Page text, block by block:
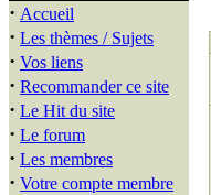
· Accueil
· Les thèmes / Sujets
· Vos liens
· Recommander ce site
· Le Hit du site
· Le forum
· Les membres
· Votre compte membre